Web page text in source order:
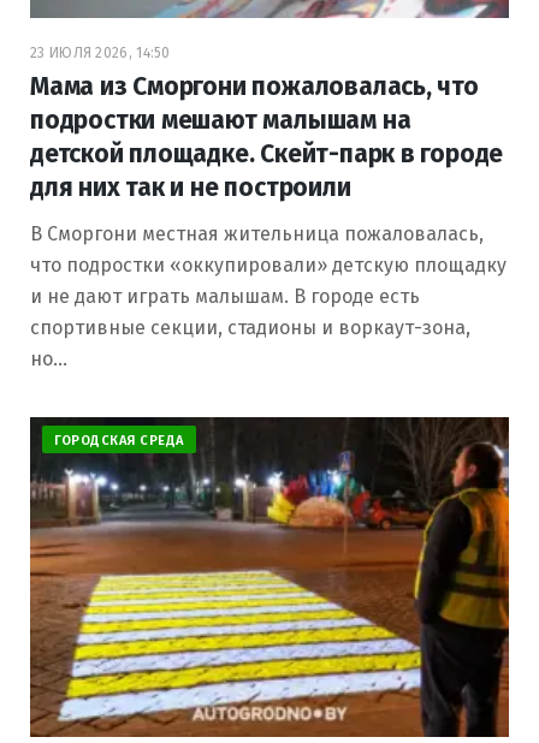
23 ИЮЛЯ 2026, 14:50
Мама из Сморгони пожаловалась, что
подростки мешают малышам на
детской площадке. Скейт-парк в городе
для них так и не построили
В Сморгони местная жительница пожаловалась,
что подростки «оккупировали» детскую площадку
и не дают играть малышам. В городе есть
спортивные секции, стадионы и воркаут-зона,
но…
ГОРОДСКАЯ СРЕДА